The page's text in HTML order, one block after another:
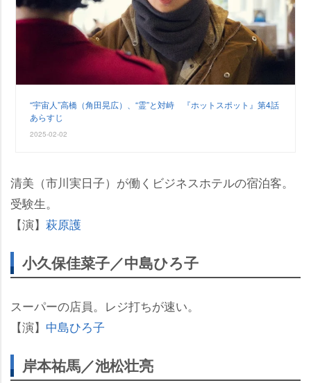
“宇宙人”高橋（角田晃広）、“霊”と対峙 『ホットスポット』第4話
あらすじ
2025-02-02
清美（市川実日子）が働くビジネスホテルの宿泊客。
受験生。
【演】 萩原護
小久保佳菜子／中島ひろ子
スーパーの店員。レジ打ちが速い。
【演】 中島ひろ子
岸本祐馬／池松壮亮